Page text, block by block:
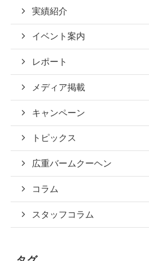
実績紹介
イベント案内
レポート
メディア掲載
キャンペーン
トピックス
広重バームクーヘン
コラム
スタッフコラム